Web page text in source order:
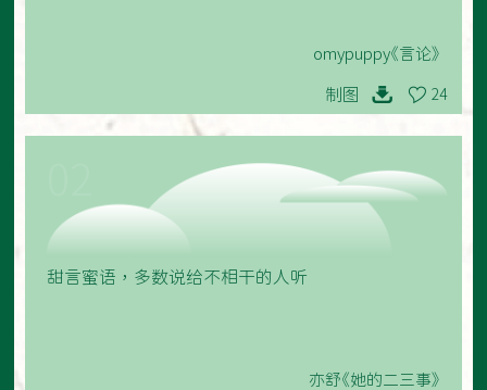
omypuppy《言论》
制图 24
甜言蜜语，多数说给不相干的人听
亦舒《她的二三事》